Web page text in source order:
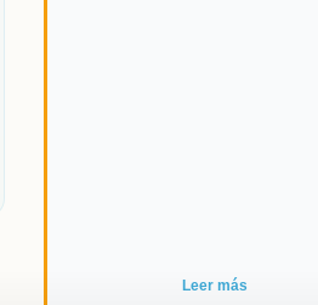
Leer más